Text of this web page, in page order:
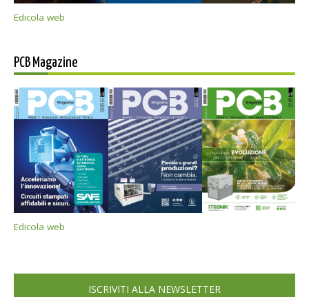
Edicola web
PCB Magazine
Edicola web
ISCRIVITI ALLA NEWSLETTER